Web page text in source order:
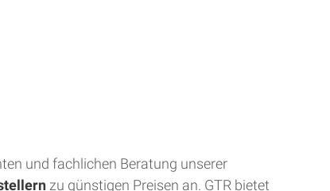
und fachlichen Beratung unserer
zu günstigen Preisen an. GTR bietet